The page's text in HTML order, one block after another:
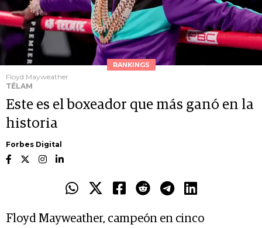
RANKINGS
Floyd Mayweather
TÉLAM
Este es el boxeador que más ganó en la
historia
Forbes Digital
Floyd Mayweather, campeón en cinco